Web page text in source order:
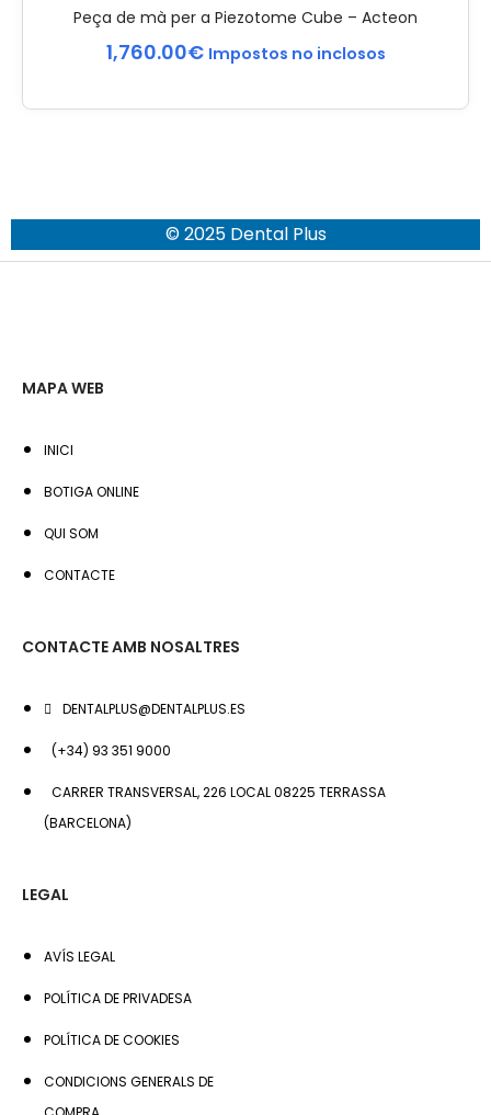
Peça de mà per a Piezotome Cube – Acteon
1,760.00€ Impostos no inclosos
© 2025 Dental Plus
MAPA WEB
INICI
BOTIGA ONLINE
QUI SOM
CONTACTE
CONTACTE AMB NOSALTRES
DENTALPLUS@DENTALPLUS.ES
(+34) 93 351 9000
CARRER TRANSVERSAL, 226 LOCAL 08225 TERRASSA
(BARCELONA)
LEGAL
AVÍS LEGAL
POLÍTICA DE PRIVADESA
POLÍTICA DE COOKIES
CONDICIONS GENERALS DE